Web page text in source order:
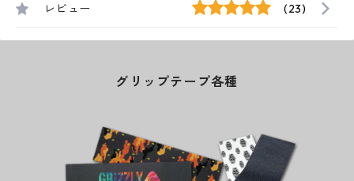
レビュー (23)
グリップテープ各種